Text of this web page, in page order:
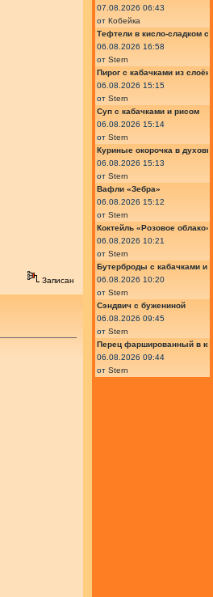
Записан
07.08.2026 06:43
от Кобейка
Тефтели в кисло-сладком
06.08.2026 16:58
от Stern
Пирог с кабачками из
06.08.2026 15:15
от Stern
Суп с кабачками и рисом
06.08.2026 15:14
от Stern
Куриные окорочка в
06.08.2026 15:13
от Stern
Вафли «Зебра»
06.08.2026 15:12
от Stern
Коктейль «Розовое
06.08.2026 10:21
от Stern
Бутерброды с кабачками и
06.08.2026 10:20
от Stern
Сэндвич с бужениной
06.08.2026 09:45
от Stern
Перец фаршированный в
06.08.2026 09:44
от Stern